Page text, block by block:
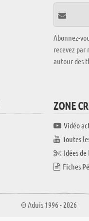
Abonnez-
recevez
autour des
ZONE
Vidéo
Toutes
Idées
Fiches
© Aduis 1996 - 2026